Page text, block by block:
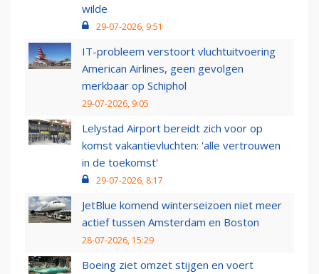
wilde
29-07-2026, 9:51
IT-probleem verstoort vluchtuitvoering
American Airlines, geen gevolgen
merkbaar op Schiphol
29-07-2026, 9:05
Lelystad Airport bereidt zich voor op
komst vakantievluchten: 'alle vertrouwen
in de toekomst'
29-07-2026, 8:17
JetBlue komend winterseizoen niet meer
actief tussen Amsterdam en Boston
28-07-2026, 15:29
Boeing ziet omzet stijgen en voert